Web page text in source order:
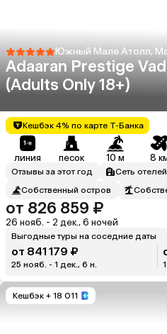
Южный Мале Атолл,
Adaaran Prestige
(Adults Only 18+)
Кешбэк 4% по карте Т-Банка
линия песок 10 м 8
Отзывы за этот год
Сеть
Собственный остров
от 826 859 ₽
26 нояб. - 2 дек., 6 ночей
Выгодные туры на соседние даты
от 841 179 ₽
25 нояб. - 1 дек., 6 н.
Кешбэк + 18 011